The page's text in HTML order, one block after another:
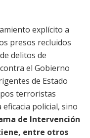
explícito a
presos recluidos
delitos de
el Gobierno
de Estado
terroristas
policial, sino
de Intervención
entre otros